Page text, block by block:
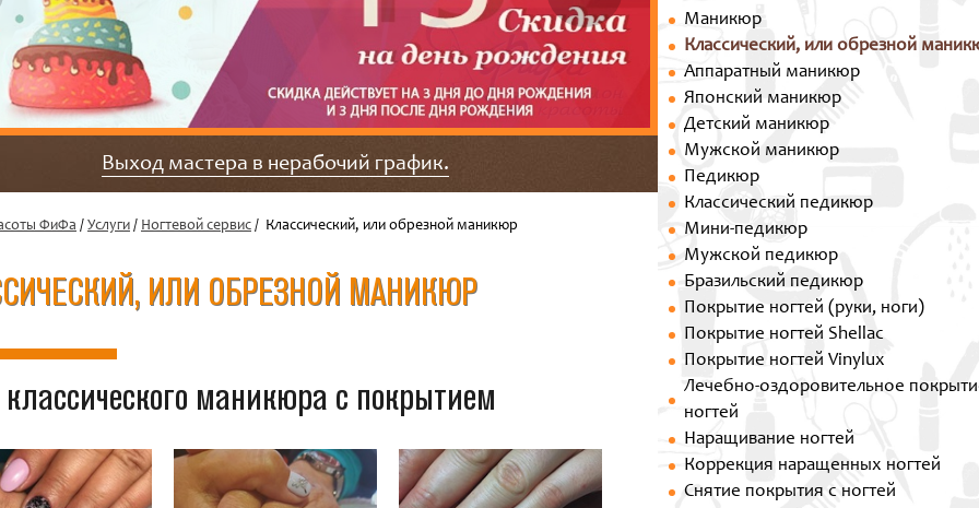
Выход мастера в нерабочий график.
ФиФа / Услуги / Ногтевой сервис / Классический, или обрезной маникюр
ИЛИ ОБРЕЗНОЙ МАНИКЮР
маникюра с покрытием
Маникюр
Классический, или обрезной
Аппаратный маникюр
Японский маникюр
Детский маникюр
Мужской маникюр
Педикюр
Классический педикюр
Мини-педикюр
Мужской педикюр
Бразильский педикюр
Покрытие ногтей (руки, ноги)
Покрытие ногтей Shellac
Покрытие ногтей Vinylux
Лечебно-оздоровительное
ногтей
Наращивание ногтей
Коррекция наращенных ногтей
Снятие покрытия с ногтей